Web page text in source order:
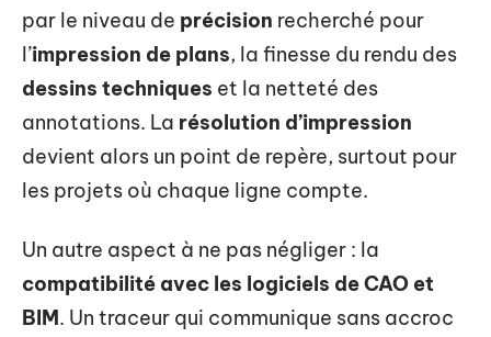
par le niveau de précision recherché pour
l’impression de plans, la finesse du rendu des
dessins techniques et la netteté des
annotations. La résolution d’impression
devient alors un point de repère, surtout pour
les projets où chaque ligne compte.
Un autre aspect à ne pas négliger : la
compatibilité avec les logiciels de CAO et
BIM. Un traceur qui communique sans accroc